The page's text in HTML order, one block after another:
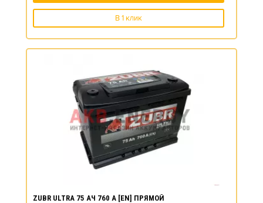
В 1 клик
ZUBR ULTRA 75 АЧ 760 А [EN] ПРЯМОЙ